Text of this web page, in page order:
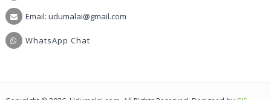
Email: udumalai@gmail.com
WhatsApp Chat